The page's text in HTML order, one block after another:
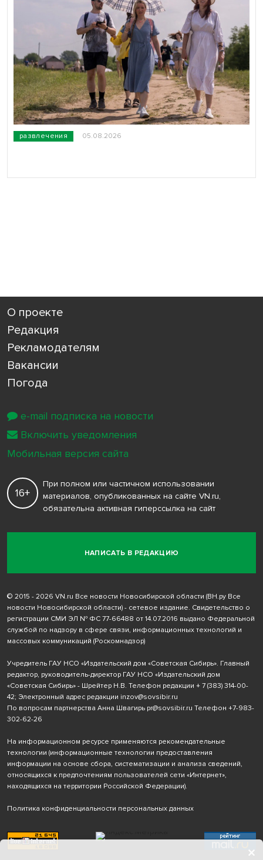
развлечения 05.08.2026
О проекте
Редакция
Рекламодателям
Вакансии
Погода
НАПИСАТЬ В РЕДАКЦИЮ
16+
При полном или частичном использовании
материалов, опубликованных на сайте VN.ru,
обязательна активная гиперссылка на сайт
© 2015 - 2026 VN.ru Все новости Новосибирской области (ВН.ру Все
новости Новосибирской области) - сетевое издание. Свидетельство о
регистрации СМИ ЭЛ № ФС 77-66488 от 14.07.2016 выдано Федеральной
службой по надзору в сфере связи, информационных технологий и
массовых коммуникаций (Роскомнадзор)
Учредитель ГАУ НСО «Издательский дом «Советская Сибирь». Главный
редактор, руководитель-директор ГАУ НСО «Издательский дом
«Советская Сибирь» - Шрейтер Н.В. Телефон редакции + 7 (383) 314-00-
42; Электронный адрес редакции inzov@sovsibir.ru
По вопросам партнерства Анна Швагирь pr@sovsibir.ru Телефон +7-983-
302-62-26
На информационном ресурсе применяются рекомендательные
технологии (информационные технологии предоставления
информации на основе сбора, систематизации и анализа сведений,
относящихся к предпочтениям пользователей сети «Интернет»,
находящихся на территории Российской Федерации).
Политика конфиденциальности персональных данных
e-mail подписка на новости
Включить уведомления
Мобильная версия сайта